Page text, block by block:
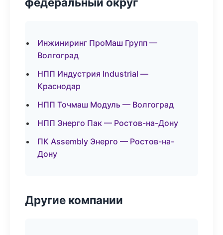
Инжиниринг ПроМаш Групп —
Волгоград
НПП Индустрия Industrial —
Краснодар
НПП Точмаш Модуль — Волгоград
НПП Энерго Пак — Ростов-на-Дону
ПК Assembly Энерго — Ростов-на-
Дону
Другие компании